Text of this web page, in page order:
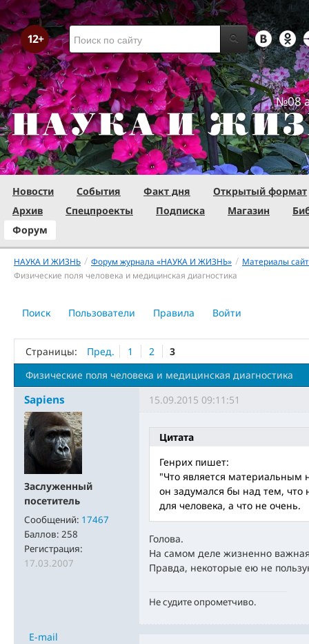
№08
Новости События Факт дня
Открытый формат
Архив
Спецпроекты Подписка Магазин
Форум
НАУКА И ЖИЗНЬ / Форум журнала «НАУКА И ЖИЗНЬ» / Материалы
Физические поля человека и медицинская диагностика
Поиск Пользователи Правила Войти
Страницы: Пред. 1 2
3
Физические поля человека и медицинская диагностика
Sapiens
Заслуженный
посетитель
Сообщений: 17467
Баллов: 258
Регистрация:
17.03.2007
15.09.2015 09:11:51
Цитата
Генрих пишет:
"Что является материальным
он задумался бы над тем,
для человека, а что не очень.
Голова.
На самом деле жизненно
Правда, некоторые ею не
Не судите опрометчиво.
E-mail